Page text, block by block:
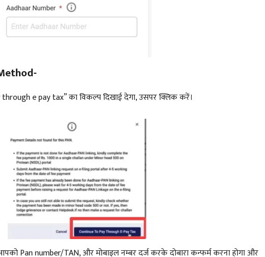
e pay tax” का विकल्प दिखाई देगा, उसपर क्लिक करें।
Pan number/TAN, और मोबाइल नम्बर दर्ज करके दोबारा कन्फर्म करना होगा और